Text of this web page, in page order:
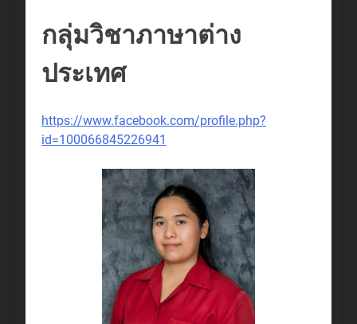
กลุ่มวิชาภาษาต่าง
ประเทศ
https://www.facebook.com/profile.php?
id=100066845226941